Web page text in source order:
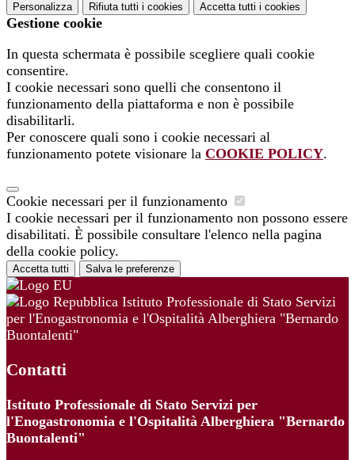
Personalizza Rifiuta tutti i cookies Accetta tutti i cookies
Gestione cookie
In questa schermata è possibile scegliere quali cookie
consentire.
I cookie necessari sono quelli che consentono il
funzionamento della piattaforma e non è possibile
disabilitarli.
Per conoscere quali sono i cookie necessari al
funzionamento potete visionare la COOKIE POLICY.
Cookie necessari per il funzionamento
I cookie necessari per il funzionamento non possono essere
disabilitati. È possibile consultare l'elenco nella pagina
della cookie policy.
Accetta tutti Salva le preferenze
Istituto Professionale di Stato Servizi
per l'Enogastronomia e l'Ospitalità Alberghiera "Bernardo
Buontalenti"
Contatti
Istituto Professionale di Stato Servizi per
l'Enogastronomia e l'Ospitalità Alberghiera "Bernardo
Buontalenti"